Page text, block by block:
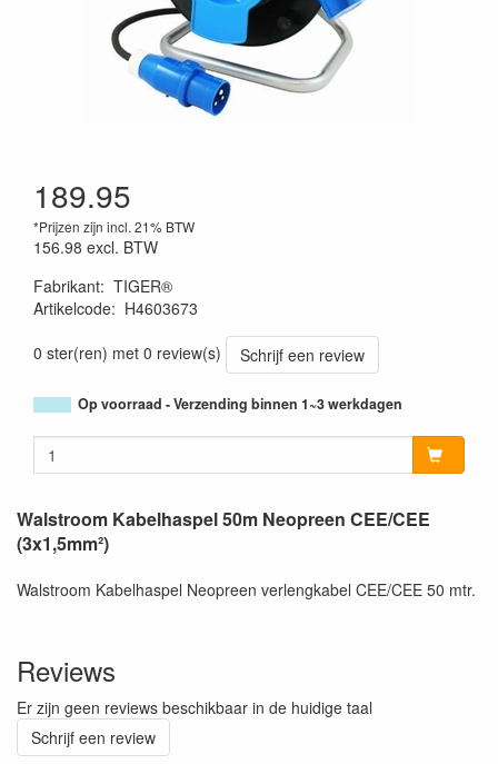
189.95
*Prijzen zijn incl. 21% BTW
156.98 excl. BTW
Fabrikant: TIGER®
Artikelcode: H4603673
0 ster(ren) met 0 review(s)
Schrijf een review
Op voorraad - Verzending binnen 1~3 werkdagen
Walstroom Kabelhaspel 50m Neopreen CEE/CEE
(3x1,5mm²)
Walstroom Kabelhaspel Neopreen verlengkabel CEE/CEE 50 mtr.
Reviews
Er zijn geen reviews beschikbaar in de huidige taal
Schrijf een review